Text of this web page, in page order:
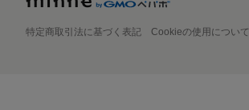
特定商取引法に基づく表記 Cookieの使用について